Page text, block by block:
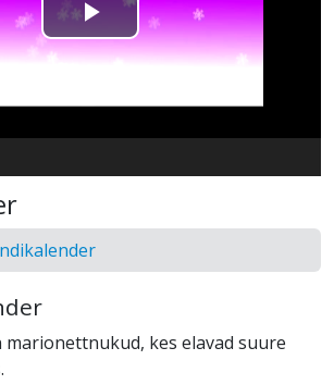
Esita
marionettnukud, kes elavad suure